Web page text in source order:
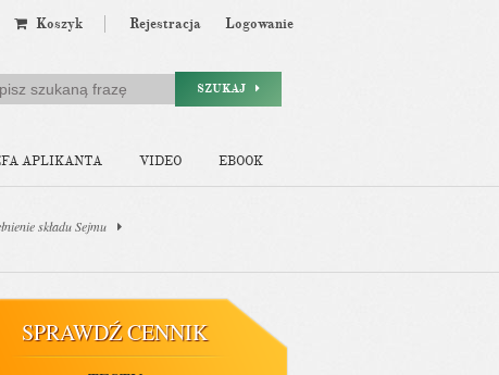
Koszyk Rejestracja Logowanie
SZUKAJ
APLIKANTA VIDEO EBOOK
składu Sejmu
SPRAWDŹ CENNIK